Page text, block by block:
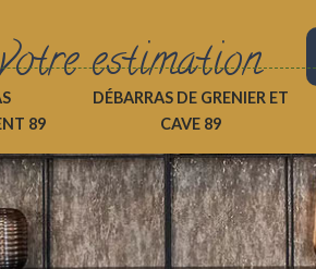
estimation
89
DÉBARRAS DE GRENIER ET
CAVE 89